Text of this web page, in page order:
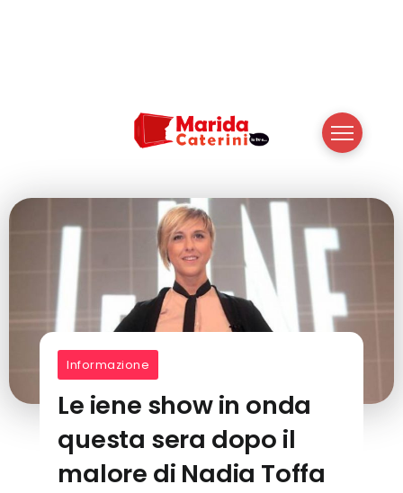
Informazione
Le iene show in onda
questa sera dopo il
malore di Nadia Toffa